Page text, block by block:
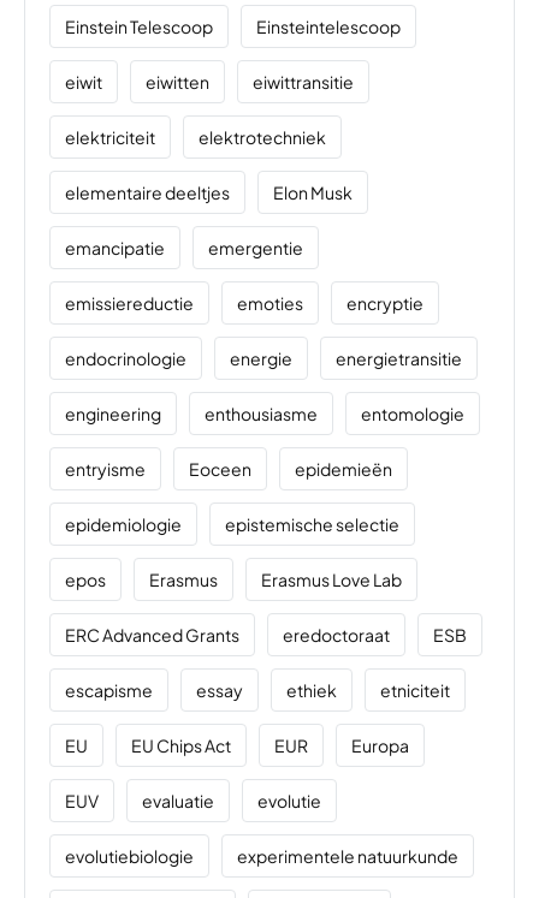
Einstein Telescoop Einsteintelescoop
eiwit eiwitten eiwittransitie
elektriciteit elektrotechniek
elementaire deeltjes Elon Musk
emancipatie emergentie
emissiereductie emoties encryptie
endocrinologie energie energietransitie
engineering enthousiasme entomologie
entryisme Eoceen epidemieën
epidemiologie epistemische selectie
epos Erasmus Erasmus Love Lab
ERC Advanced Grants eredoctoraat ESB
escapisme essay ethiek etniciteit
EU EU Chips Act EUR Europa
EUV evaluatie evolutie
evolutiebiologie experimentele natuurkunde